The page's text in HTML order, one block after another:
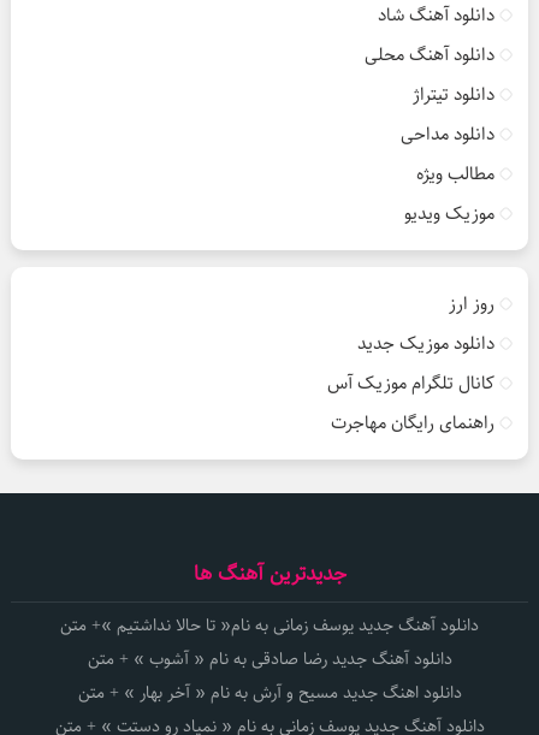
دانلود آهنگ شاد
دانلود آهنگ محلی
دانلود تیتراژ
دانلود مداحی
مطالب ویژه
موزیک ویدیو
روز ارز
دانلود موزیک جدید
کانال تلگرام موزیک آس
راهنمای رایگان مهاجرت
جدیدترین آهنگ ها
دانلود آهنگ جدید یوسف زمانی به نام« تا حالا نداشتیم »+ متن
دانلود آهنگ جدید رضا صادقی به نام « آشوب » + متن
دانلود اهنگ جدید مسیح و آرش به نام « آخر بهار » + متن
دانلود آهنگ جدید یوسف زمانی به نام « نمیاد رو دستت » + متن